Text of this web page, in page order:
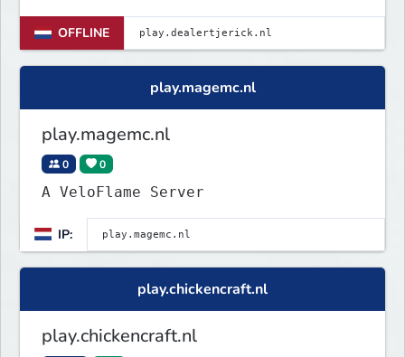
OFFLINE
play.magemc.nl
play.magemc.nl
0 0
A VeloFlame Server
IP:
play.chickencraft.nl
play.chickencraft.nl